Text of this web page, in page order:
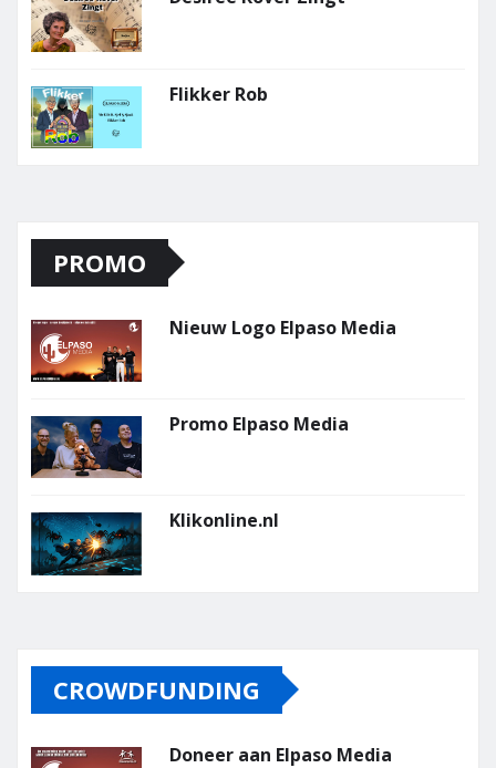
Flikker Rob
PROMO
Nieuw Logo Elpaso Media
Promo Elpaso Media
Klikonline.nl
CROWDFUNDING
Doneer aan Elpaso Media